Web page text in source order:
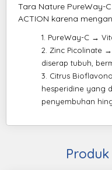
Tara Nature PureWay-
ACTION karena
PureWay-C →
Zinc Picolinate
diserap tubuh,
Citrus
hesperidine yang
penyembuhan